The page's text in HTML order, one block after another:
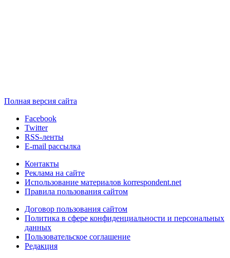
Полная версия сайта
Facebook
Twitter
RSS-ленты
E-mail рассылка
Контакты
Реклама на сайте
Использование материалов korrespondent.net
Правила пользования сайтом
Договор пользования сайтом
Политика в сфере конфиденциальности и персональных
данных
Пользовательское соглашение
Редакция